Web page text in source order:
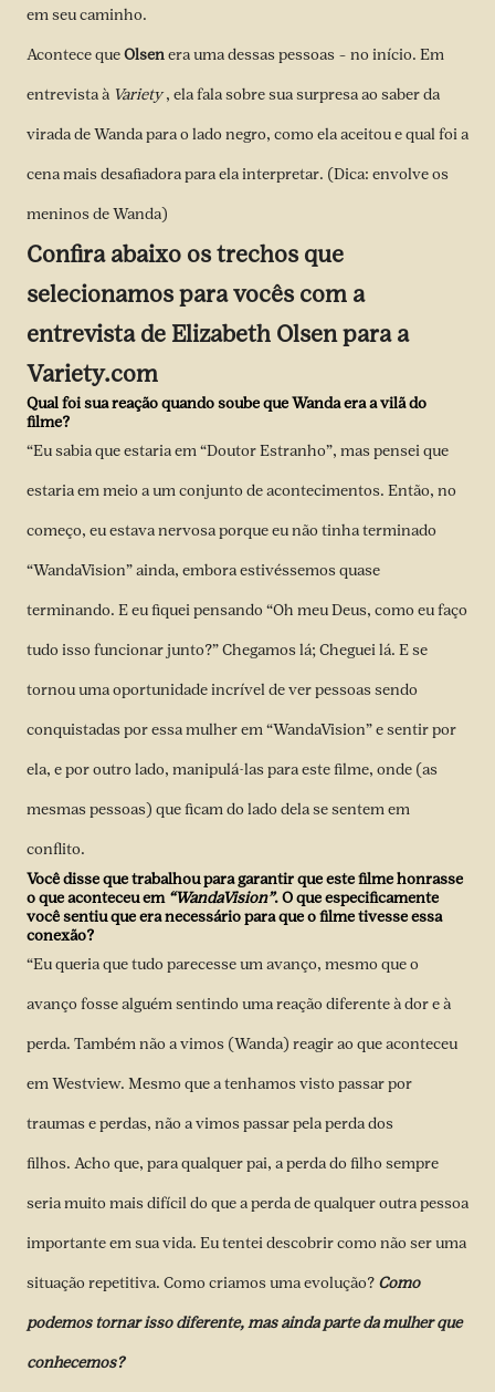
em seu caminho.
Acontece queOlsenera uma dessas pessoas – no início. Em
entrevista à Variety, ela fala sobre sua surpresa ao saber da
virada de Wanda para o lado negro, como ela aceitou e qual foi a
cena mais desafiadora para ela interpretar. (Dica: envolve os
meninos de Wanda)
Confira abaixo os trechos que
selecionamos para vocês com a
entrevista de Elizabeth Olsenpara a
Variety.com
Qual foi sua reação quando soube que Wanda era a vilã do
filme?
“Eu sabia que estaria em “Doutor Estranho”, mas pensei que
estaria em meio a um conjunto de acontecimentos. Então, no
começo, eu estava nervosa porque eu não tinha terminado
“WandaVision” ainda, embora estivéssemos quase
terminando. E eu fiquei pensando “Oh meu Deus, como eu faço
tudo isso funcionar junto?” Chegamos lá; Cheguei lá. E se
tornou uma oportunidade incrível de ver pessoas sendo
conquistadas por essa mulher em “WandaVision” e sentir por
ela, e por outro lado, manipulá-las para este filme, onde (as
mesmas pessoas) que ficam do lado dela se sentem em
conflito.
Você disse que trabalhou para garantir que este filme honrasse
o que aconteceu em “WandaVision”. O que especificamente
você sentiu que era necessário para que o filme tivesse essa
conexão?
“Eu queria que tudo parecesse um avanço, mesmo que o
avanço fosse alguém sentindo uma reação diferente à dor e à
perda. Também não a vimos (Wanda) reagir ao que aconteceu
em Westview. Mesmo que a tenhamos visto passar por
traumas e perdas, não a vimos passar pela perda dos
filhos. Acho que, para qualquer pai, a perda do filho sempre
seria muito mais difícil do que a perda de qualquer outra pessoa
importante em sua vida. Eu tentei descobrir como não ser uma
situação repetitiva. Como criamos uma evolução? Como
podemos tornar isso diferente, mas ainda parte da mulher que
conhecemos?